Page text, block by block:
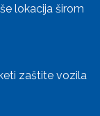
lokacija širom
zaštite vozila